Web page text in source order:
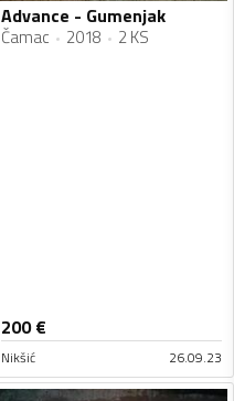
Advance - Gumenjak
Čamac 2018 2 KS
200€
Nikšić 26.09.23